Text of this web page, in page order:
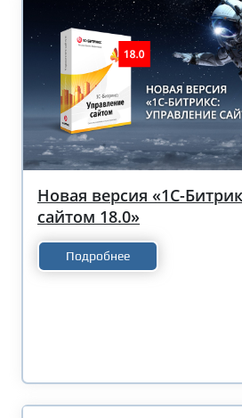
Новая версия «1С-
сайтом 18.0»
Подробнее